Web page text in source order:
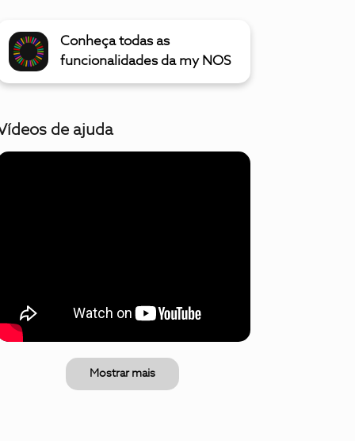
Conheça todas as
funcionalidades da my NOS
de ajuda
Mostrar mais